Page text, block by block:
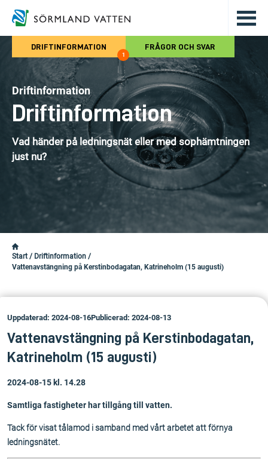
Hoppa till det huvudsakliga
DRIFTINFORMATION
1
FRÅGOR OCH SVAR
Driftinformation
Driftinformation
Vad händer på ledningsnät eller med sophämtningen
just nu?
Start / Driftinformation /
Vattenavstängning på Kerstinbodagatan, Katrineholm (15 augusti)
Uppdaterad: 2024-08-16Publicerad: 2024-08-13
Vattenavstängning på Kerstinbodagatan,
Katrineholm (15 augusti)
2024-08-15 kl. 14.28
Samtliga fastigheter har tillgång till vatten.
Tack för visat tålamod i samband med vårt arbetet att förnya
ledningsnätet.